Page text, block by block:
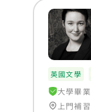
英國文學
大學畢業
上門補習